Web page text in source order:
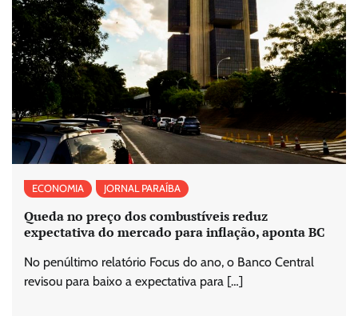
ECONOMIA JORNAL PARAÍBA
Queda no preço dos combustíveis reduz
expectativa do mercado para inflação, aponta BC
No penúltimo relatório Focus do ano, o Banco Central
revisou para baixo a expectativa para […]